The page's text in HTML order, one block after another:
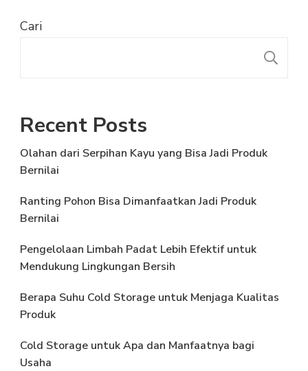
Cari
Recent Posts
Olahan dari Serpihan Kayu yang Bisa Jadi Produk
Bernilai
Ranting Pohon Bisa Dimanfaatkan Jadi Produk
Bernilai
Pengelolaan Limbah Padat Lebih Efektif untuk
Mendukung Lingkungan Bersih
Berapa Suhu Cold Storage untuk Menjaga Kualitas
Produk
Cold Storage untuk Apa dan Manfaatnya bagi
Usaha